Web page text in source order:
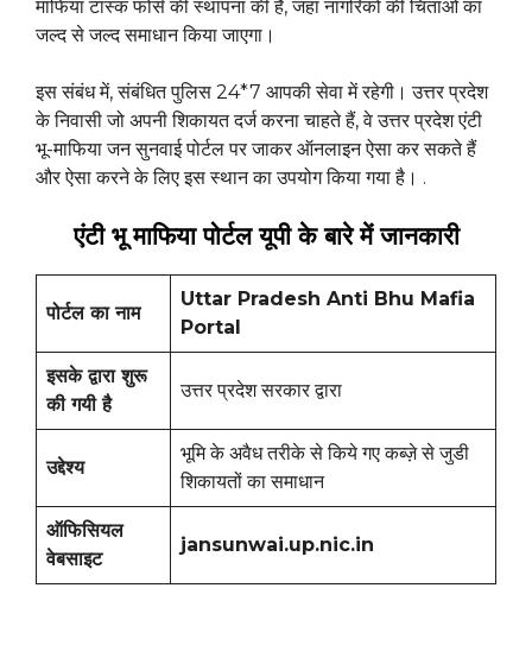
माफिया टास्क फोर्स की स्थापना की है, जहां नागरिकों की चिंताओं का
जल्द से जल्द समाधान किया जाएगा।
इस संबंध में, संबंधित पुलिस 24*7 आपकी सेवा में रहेगी। उत्तर प्रदेश
के निवासी जो अपनी शिकायत दर्ज करना चाहते हैं, वे उत्तर प्रदेश एंटी
भू-माफिया जन सुनवाई पोर्टल पर जाकर ऑनलाइन ऐसा कर सकते हैं
और ऐसा करने के लिए इस स्थान का उपयोग किया गया है। .
एंटी भू माफिया पोर्टल यूपी के बारे में जानकारी
पोर्टल का नाम
Uttar Pradesh Anti Bhu Mafia
Portal
इसके द्वारा शुरू
की गयी है
उत्तर प्रदेश सरकार द्वारा
उद्देश्य
भूमि के अवैध तरीके से किये गए कब्ज़े से जुडी
शिकायतों का समाधान
ऑफिसियल
वेबसाइट
jansunwai.up.nic.in